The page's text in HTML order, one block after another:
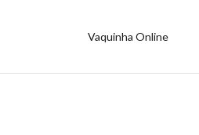
Vaquinha Online